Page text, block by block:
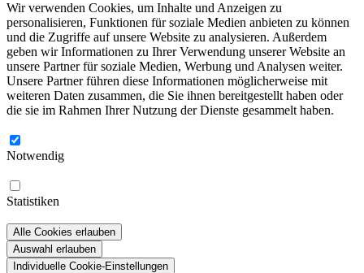
Wir verwenden Cookies, um Inhalte und Anzeigen zu
personalisieren, Funktionen für soziale Medien anbieten zu können
und die Zugriffe auf unsere Website zu analysieren. Außerdem
geben wir Informationen zu Ihrer Verwendung unserer Website an
unsere Partner für soziale Medien, Werbung und Analysen weiter.
Unsere Partner führen diese Informationen möglicherweise mit
weiteren Daten zusammen, die Sie ihnen bereitgestellt haben oder
die sie im Rahmen Ihrer Nutzung der Dienste gesammelt haben.
Notwendig
Statistiken
Alle Cookies erlauben
Auswahl erlauben
Individuelle Cookie-Einstellungen